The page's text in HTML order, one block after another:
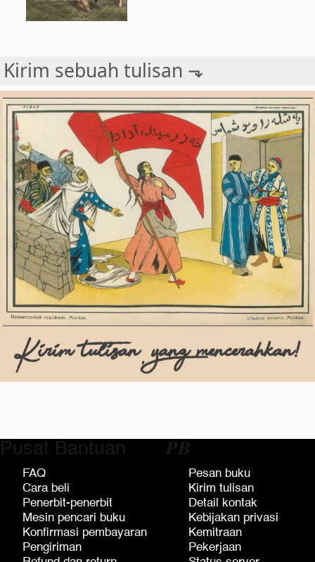
Kirim sebuah tulisan ⬎
Pusat Bantuan
FAQ
Cara beli
Penerbit-penerbit
Mesin pencari buku
Konfirmasi pembayaran
Pengiriman
𝑷𝑩
Pesan buku
Kirim tulisan
Detail kontak
Kebijakan privasi
Kemitraan
Pekerjaan